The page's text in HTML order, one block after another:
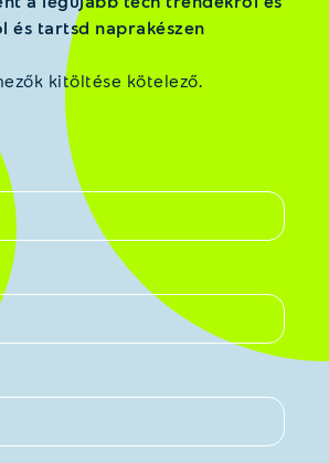
és tartsd naprakészen
kitöltése kötelező.